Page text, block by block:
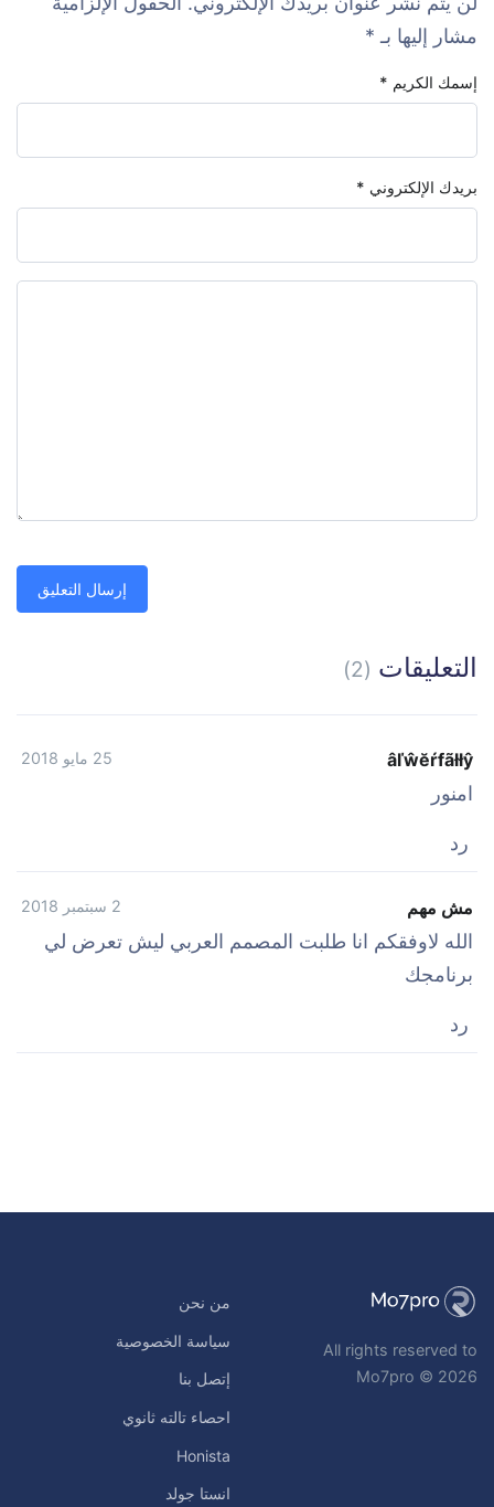
مشار إليها بـ *
إسمك الكريم *
بريدك الإلكتروني *
التعليقات (2)
âľŵĕŕfãłłŷ 25 مايو 2018
امنور
رد
مش مهم 2 سبتمبر 2018
الله لاوفقكم انا طلبت المصمم العربي ليش تعرض لي
برنامجك
رد
All rights reserved to
Mo7pro © 2026
من نحن
سياسة الخصوصية
إتصل بنا
احصاء تالته ثانوي
Honista
انستا جولد